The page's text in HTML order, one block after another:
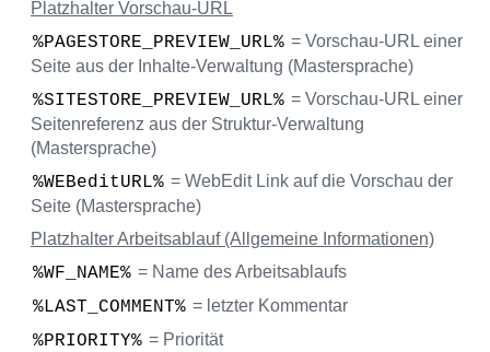
Platzhalter Vorschau-URL
%PAGESTORE_PREVIEW_URL% = Vorschau-URL einer
Seite aus der Inhalte-Verwaltung (Mastersprache)
%SITESTORE_PREVIEW_URL% = Vorschau-URL einer
Seitenreferenz aus der Struktur-Verwaltung
(Mastersprache)
%WEBeditURL% = WebEdit Link auf die Vorschau der
Seite (Mastersprache)
Platzhalter Arbeitsablauf (Allgemeine Informationen)
%WF_NAME% = Name des Arbeitsablaufs
%LAST_COMMENT% = letzter Kommentar
%PRIORITY% = Priorität